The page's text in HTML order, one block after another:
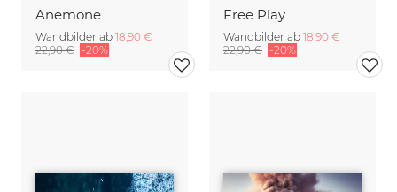
Anemone
Wandbilder ab 18,90 €
22,90 € -20%
Free Play
Wandbilder ab 18,90 €
22,90 € -20%